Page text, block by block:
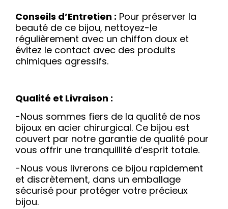
Conseils d’Entretien : Pour préserver la
beauté de ce bijou, nettoyez-le
régulièrement avec un chiffon doux et
évitez le contact avec des produits
chimiques agressifs.
Qualité et Livraison :
-Nous sommes fiers de la qualité de nos
bijoux en acier chirurgical. Ce bijou est
couvert par notre garantie de qualité pour
vous offrir une tranquillité d’esprit totale.
-Nous vous livrerons ce bijou rapidement
et discrètement, dans un emballage
sécurisé pour protéger votre précieux
bijou.